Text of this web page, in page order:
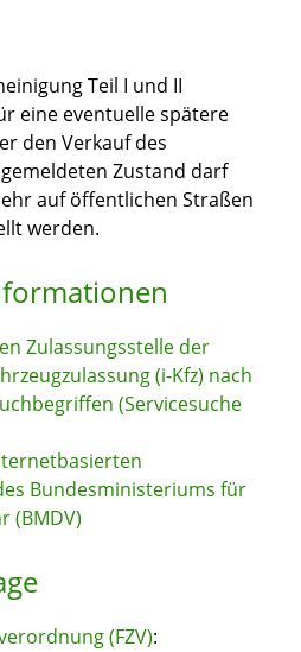
Teil I und II
eine eventuelle spätere
den Verkauf des
Zustand darf
auf öffentlichen Straßen
werden.
Zulassungsstelle der
(i-Kfz) nach
(Servicesuche
Bundesministeriums für
(BMDV)
(FZV):